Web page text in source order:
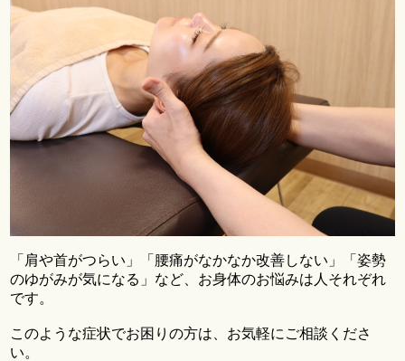
「肩や首がつらい」「腰痛がなかなか改善しない」「姿勢
のゆがみが気になる」など、お身体のお悩みは人それぞれ
です。
このような症状でお困りの方は、お気軽にご相談くださ
い。